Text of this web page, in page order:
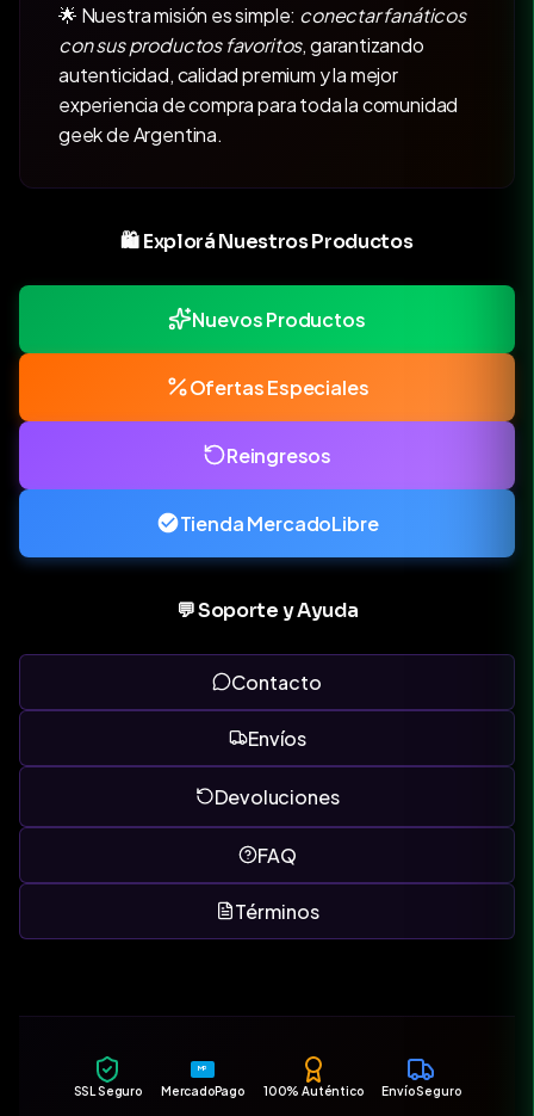
🌟 Nuestra misión es simple: conectar fanáticos
con sus productos favoritos, garantizando
autenticidad, calidad premium y la mejor
experiencia de compra para toda la comunidad
geek de Argentina.
🛍️ Explorá Nuestros Productos
Nuevos Productos
Ofertas Especiales
Reingresos
Tienda MercadoLibre
💬 Soporte y Ayuda
Contacto
Envíos
Devoluciones
FAQ
Términos
SSL Seguro
MP
MercadoPago 100% Auténtico Envío Seguro